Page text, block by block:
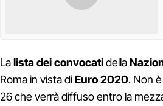
Lalista dei convocatidella
Roma in vista diEuro 2020. Non
26 che verrà diffuso entro la